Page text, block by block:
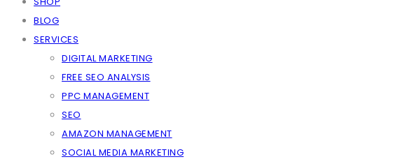
BLOG
SERVICES
DIGITAL MARKETING
FREE SEO ANALYSIS
PPC MANAGEMENT
SEO
AMAZON MANAGEMENT
SOCIAL MEDIA MARKETING